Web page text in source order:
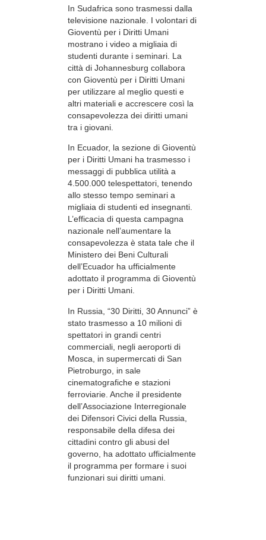
In Sudafrica sono trasmessi dalla
televisione nazionale. I volontari di
Gioventù per i Diritti Umani
mostrano i video a migliaia di
studenti durante i seminari. La
città di Johannesburg collabora
con Gioventù per i Diritti Umani
per utilizzare al meglio questi e
altri materiali e accrescere così la
consapevolezza dei diritti umani
tra i giovani.
In Ecuador, la sezione di Gioventù
per i Diritti Umani ha trasmesso i
messaggi di pubblica utilità a
4.500.000 telespettatori, tenendo
allo stesso tempo seminari a
migliaia di studenti ed insegnanti.
L’efficacia di questa campagna
nazionale nell’aumentare la
consapevolezza è stata tale che il
Ministero dei Beni Culturali
dell’Ecuador ha ufficialmente
adottato il programma di Gioventù
per i Diritti Umani.
In Russia, “30 Diritti, 30 Annunci” è
stato trasmesso a 10 milioni di
spettatori in grandi centri
commerciali, negli aeroporti di
Mosca, in supermercati di San
Pietroburgo, in sale
cinematografiche e stazioni
ferroviarie. Anche il presidente
dell’Associazione Interregionale
dei Difensori Civici della Russia,
responsabile della difesa dei
cittadini contro gli abusi del
governo, ha adottato ufficialmente
il programma per formare i suoi
funzionari sui diritti umani.